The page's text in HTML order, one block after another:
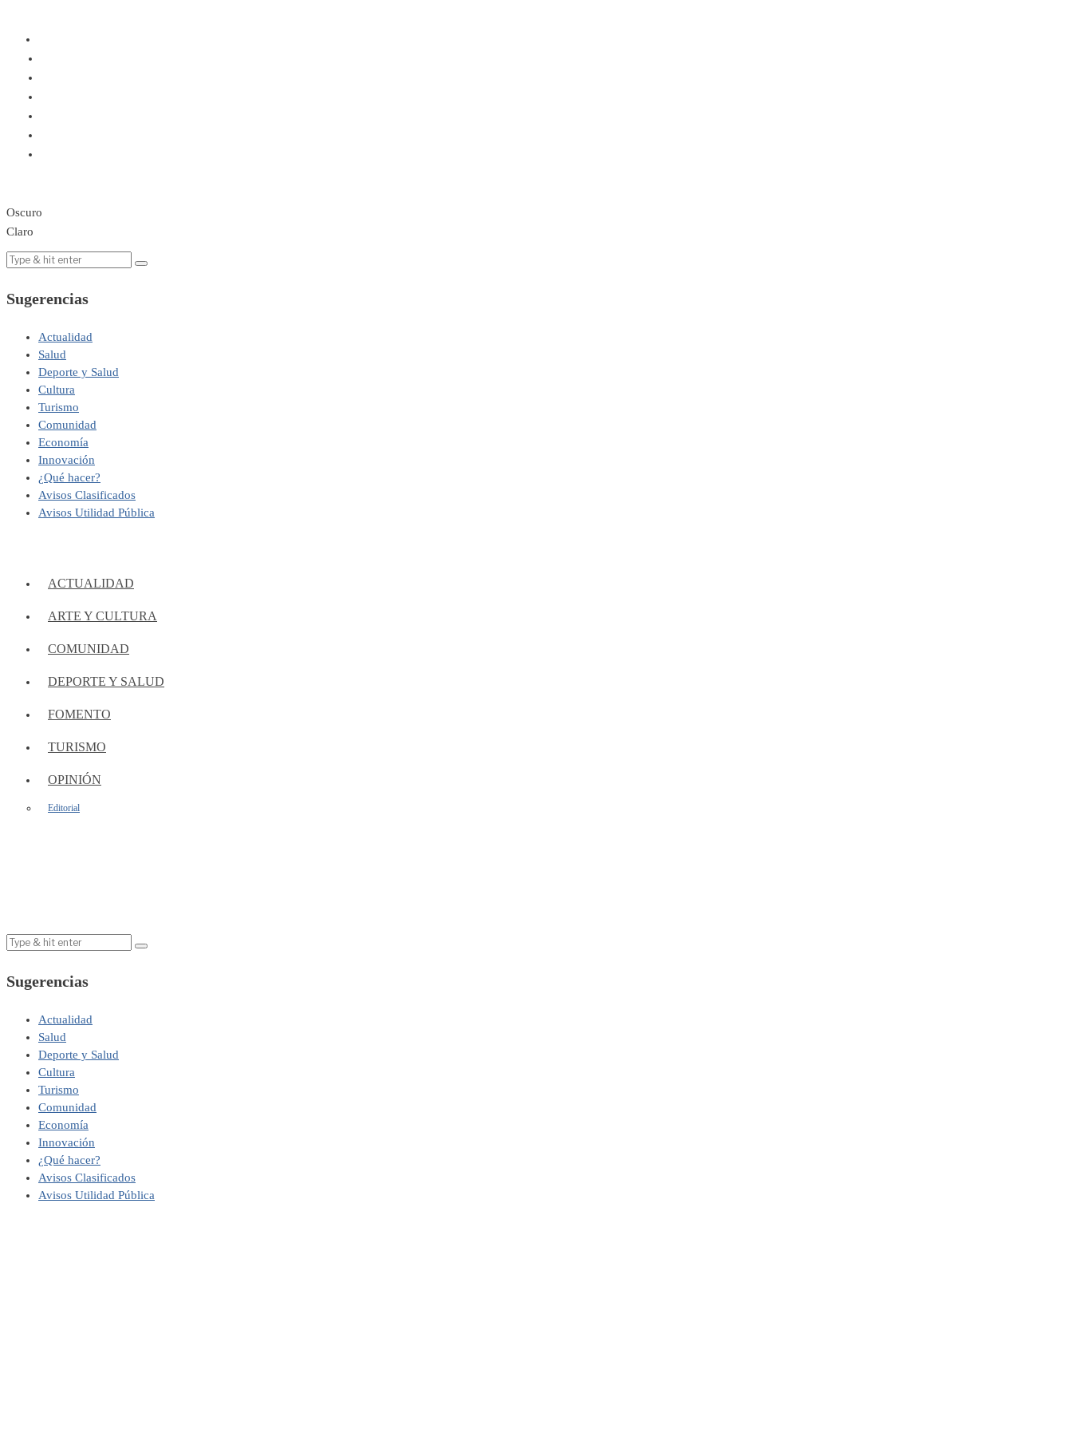
Oscuro
Claro
Sugerencias
Actualidad
Salud
Deporte y Salud
Cultura
Turismo
Comunidad
Economía
Innovación
¿Qué hacer?
Avisos Clasificados
Avisos Utilidad Pública
ACTUALIDAD
ARTE Y CULTURA
COMUNIDAD
DEPORTE Y SALUD
FOMENTO
TURISMO
OPINIÓN
Editorial
Sugerencias
Actualidad
Salud
Deporte y Salud
Cultura
Turismo
Comunidad
Economía
Innovación
¿Qué hacer?
Avisos Clasificados
Avisos Utilidad Pública